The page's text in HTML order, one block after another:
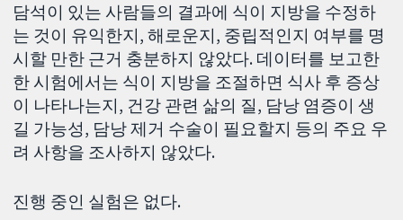
담석이 있는 사람들의 결과에 식이 지방을 수정하
는 것이 유익한지, 해로운지, 중립적인지 여부를 명
시할 만한 근거 충분하지 않았다. 데이터를 보고한
한 시험에서는 식이 지방을 조절하면 식사 후 증상
이 나타나는지, 건강 관련 삶의 질, 담낭 염증이 생
길 가능성, 담낭 제거 수술이 필요할지 등의 주요 우
려 사항을 조사하지 않았다.
진행 중인 실험은 없다.